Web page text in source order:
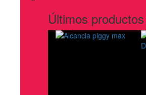
Últimos